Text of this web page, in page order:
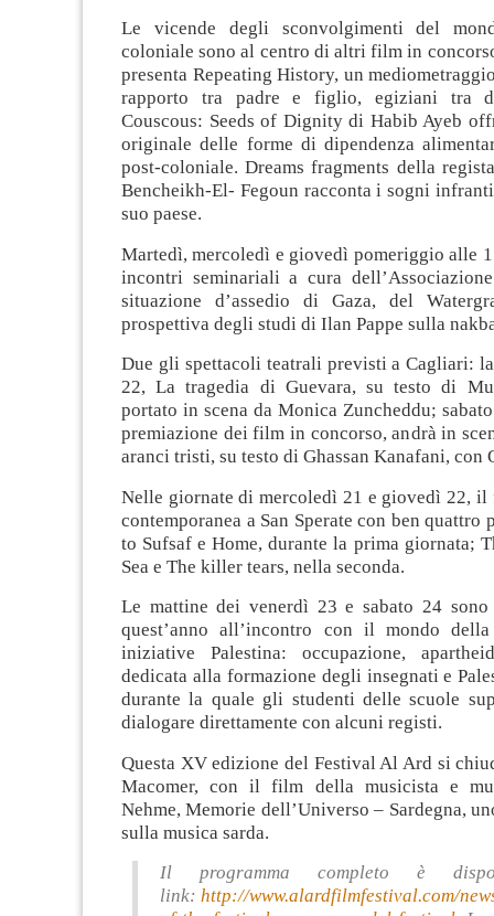
Le vicende degli sconvolgimenti del
coloniale sono al centro di altri film in
presenta Repeating History, un
rapporto tra padre e figlio, egiziani tra
Couscous: Seeds of Dignity di Habib Ayeb
originale delle forme di dipendenza
post-coloniale. Dreams fragments della
Bencheikh-El- Fegoun racconta i sogni
suo paese.
Martedì, mercoledì e giovedì pomeriggio alle
incontri seminariali a cura
situazione d’assedio di Gaza, del
prospettiva degli studi di Ilan Pappe sulla
Due gli spettacoli teatrali previsti a Cagliari:
22, La tragedia di Guevara, su testo di
portato in scena da Monica Zuncheddu;
premiazione dei film in concorso, andrà in
aranci tristi, su testo di Ghassan Kanafani, con
Nelle giornate di mercoledì 21 e giovedì 22,
contemporanea a San Sperate con ben quattro
to Sufsaf e Home, durante la prima giornata;
Sea e The killer tears, nella seconda.
Le mattine dei venerdì 23 e sabato 24 sono
quest’anno all’incontro con il mondo
iniziative Palestina: occupazione,
dedicata alla formazione degli insegnati e
durante la quale gli studenti delle scuole
dialogare direttamente con alcuni registi.
Questa XV edizione del Festival Al Ard si
Macomer, con il film della musicista e
Nehme, Memorie dell’Universo – Sardegna,
sulla musica sarda.
Il programma completo è
link: http://www.alardfilmfestival.com/